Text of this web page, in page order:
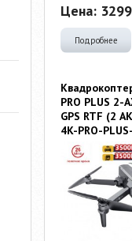
Цена:
Подробнее
PRO PLUS 2-
GPS RTF (2
4K-PRO-